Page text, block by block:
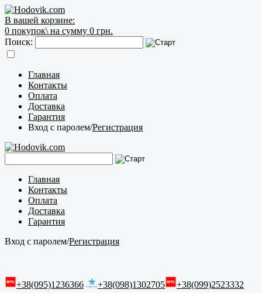
В вашей корзине:
0 покупок\ на сумму 0 грн.
Поиск:
Главная
Контакты
Оплата
Доставка
Гарантия
Вход с паролем/Регистрация
Главная
Контакты
Оплата
Доставка
Гарантия
Вход с паролем/Регистрация
+38(095)1236366 +38(098)1302705 +38(099)2523332